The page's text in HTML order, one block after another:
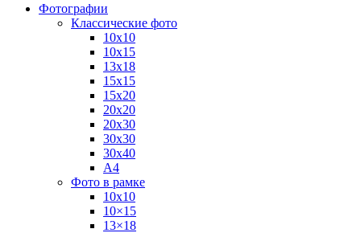
Фотографии
Классические фото
10х10
10х15
13х18
15х15
15х20
20х20
20х30
30х30
30х40
А4
Фото в рамке
10х10
10×15
13×18